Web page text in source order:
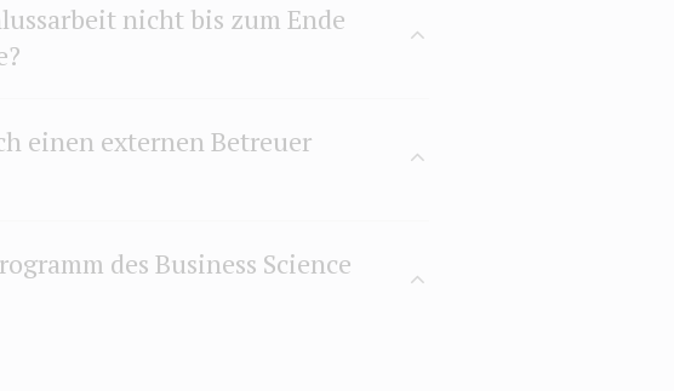
nicht bis zum Ende
einen externen Betreuer
des Business Science